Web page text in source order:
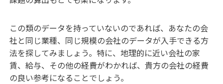
この類のデータを持っていないのであれば、あなたの会
社と同じ業種、同じ規模の会社のデータが入手できる方
法を探してみましょう。特に、地理的に近い会社の家
賃、給与、その他の経費がわかれば、貴方の会社の経費
の良い参考になることでしょう。